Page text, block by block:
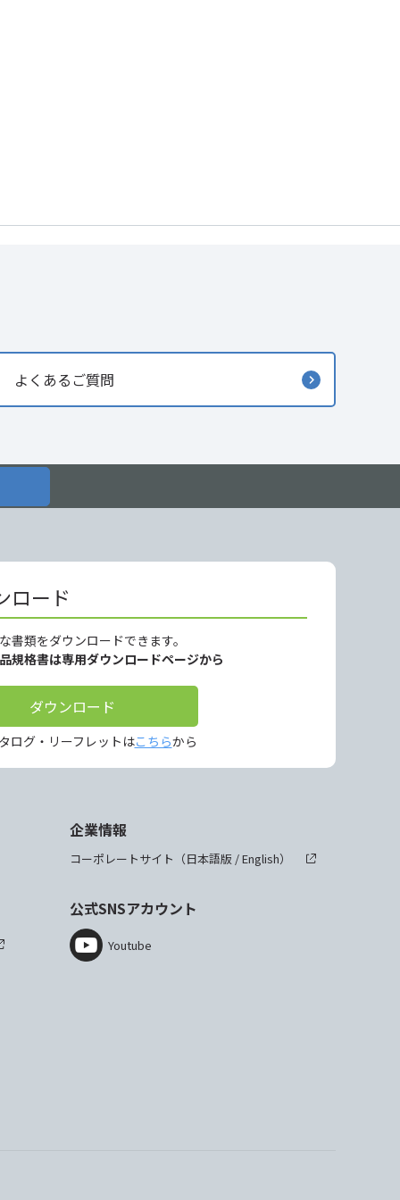
よくあるご質問
ロード
書類をダウンロードできます。
規格書は専用ダウンロードページから
ダウンロード
ログ・リーフレットはこちらから
企業情報
コーポレートサイト（日本語版 /English）
公式SNSアカウント
Youtube